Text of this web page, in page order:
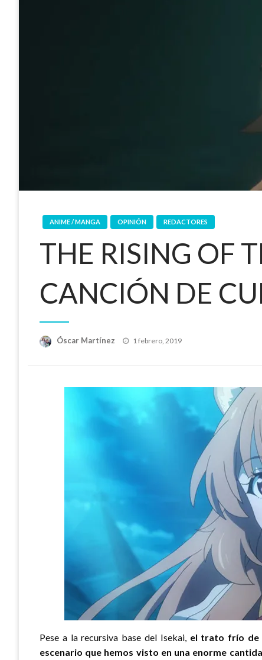
ANIME / MANGA OPINIÓN REDACTORES
THE RISING OF
CANCIÓN DE
Óscar Martínez
Publicado
1 febrero, 2019
Pese a la recursiva base del Isekai, el trato frío de
escenario que hemos visto en una enorme